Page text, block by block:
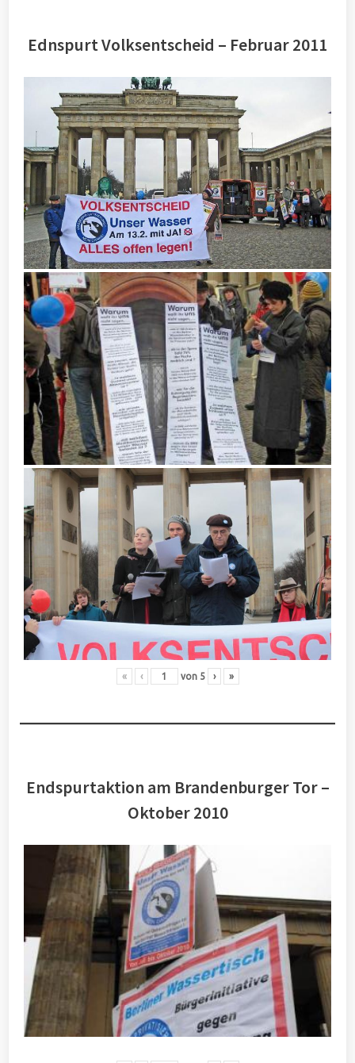
Ednspurt Volksentscheid – Februar 2011
« ‹ von 5 › »
Endspurtaktion am Brandenburger Tor –
Oktober 2010